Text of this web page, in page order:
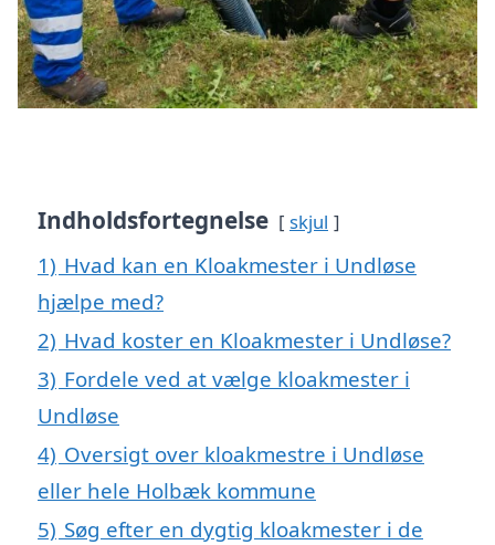
Indholdsfortegnelse skjul
1) Hvad kan en Kloakmester i Undløse
hjælpe med?
2) Hvad koster en Kloakmester i Undløse?
3) Fordele ved at vælge kloakmester i
Undløse
4) Oversigt over kloakmestre i Undløse
eller hele Holbæk kommune
5) Søg efter en dygtig kloakmester i de